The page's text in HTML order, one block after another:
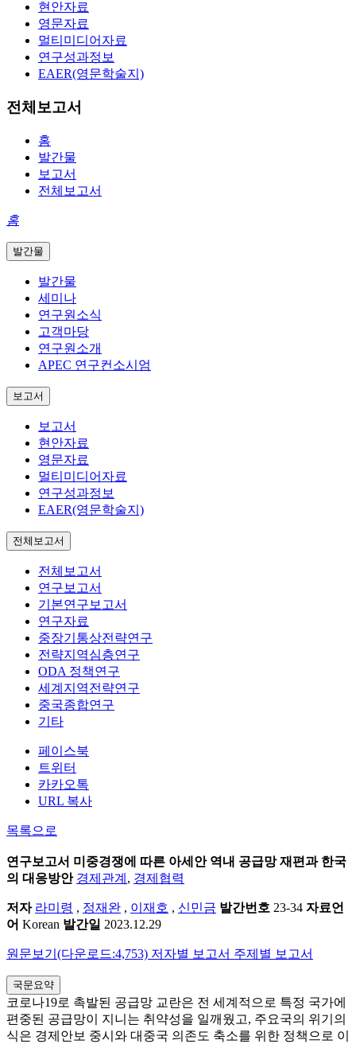
현안자료
영문자료
멀티미디어자료
연구성과정보
EAER(영문학술지)
전체보고서
홈
발간물
보고서
전체보고서
홈
발간물
발간물
세미나
연구원소식
고객마당
연구원소개
APEC 연구컨소시엄
보고서
보고서
현안자료
영문자료
멀티미디어자료
연구성과정보
EAER(영문학술지)
전체보고서
전체보고서
연구보고서
기본연구보고서
연구자료
중장기통상전략연구
전략지역심층연구
ODA 정책연구
세계지역전략연구
중국종합연구
기타
페이스북
트위터
카카오톡
URL 복사
목록으로
연구보고서 미중경쟁에 따른 아세안 역내 공급망 재편과 한국
의 대응방안 경제관계 , 경제협력
저자 라미령 , 정재완 , 이재호 , 신민금 발간번호 23-34 자료언
어 Korean 발간일 2023.12.29
원문보기(다운로드:4,753) 저자별 보고서 주제별 보고서
국문요약
코로나19로 촉발된 공급망 교란은 전 세계적으로 특정 국가에
편중된 공급망이 지니는 취약성을 일깨웠고, 주요국의 위기의
식은 경제안보 중시와 대중국 의존도 축소를 위한 정책으로 이